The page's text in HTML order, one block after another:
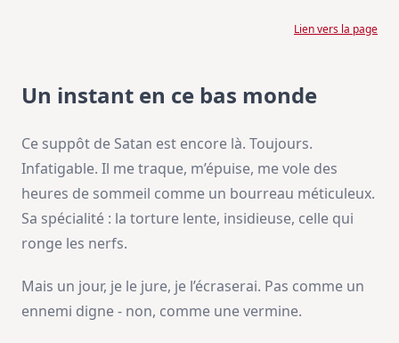
Lien vers la page
Un instant en ce bas monde
Ce suppôt de Satan est encore là. Toujours.
Infatigable. Il me traque, m’épuise, me vole des
heures de sommeil comme un bourreau méticuleux.
Sa spécialité : la torture lente, insidieuse, celle qui
ronge les nerfs.
Mais un jour, je le jure, je l’écraserai. Pas comme un
ennemi digne - non, comme une vermine.